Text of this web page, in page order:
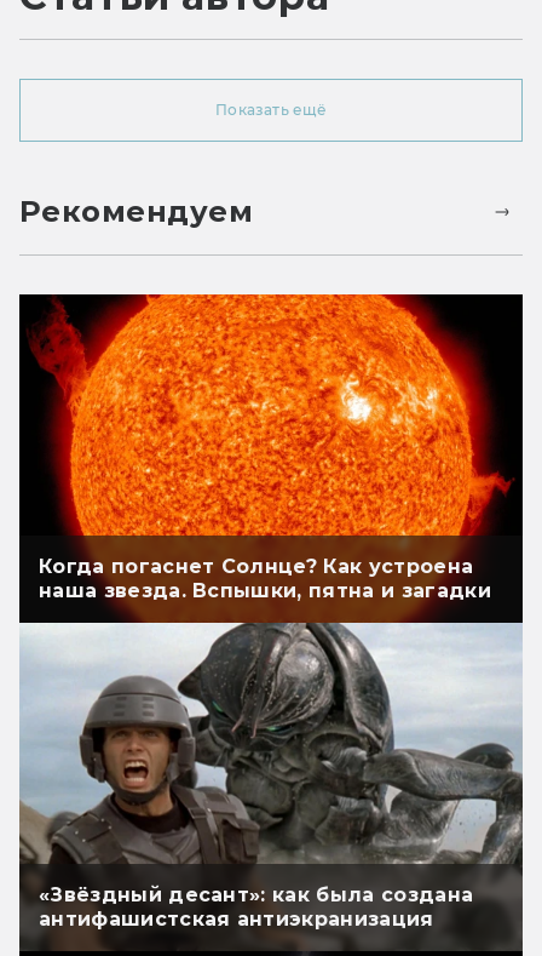
Показать ещё
Рекомендуем
Когда погаснет Солнце? Как устроена
наша звезда. Вспышки, пятна и загадки
«Звёздный десант»: как была создана
антифашистская антиэкранизация